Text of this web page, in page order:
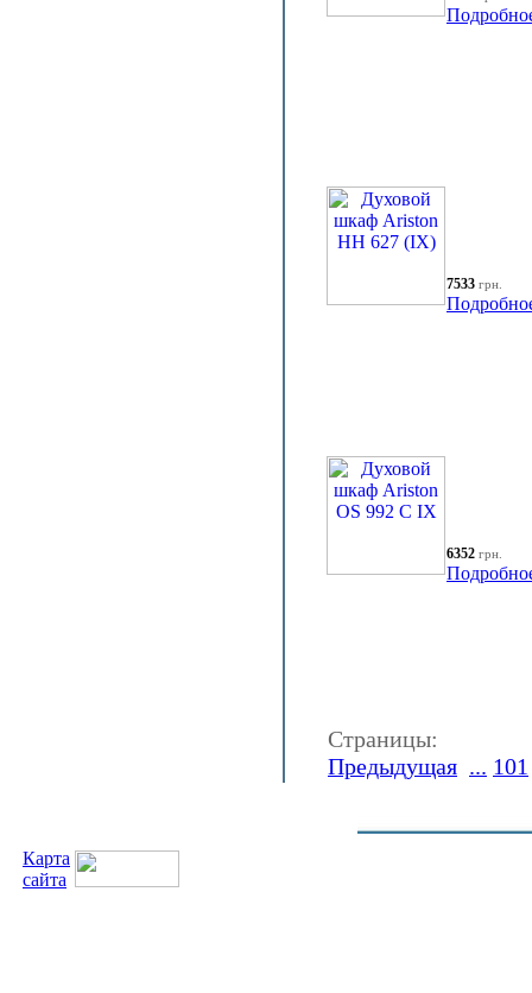
7533 грн.
6352 грн.
Страницы:
Предыдущая ... 101
Карта
сайта